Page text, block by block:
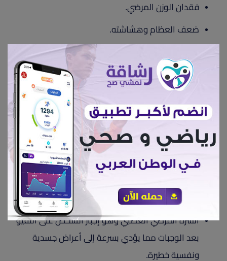
فقدان الوزن المرضي.
ضعف العظام وهشاشته.
مشاكل الذاكرة والوظائف الدماغية.
القلق والإكتئاب المزمن.
العزوف عن التفاعل الإجتماعي.
العديد من أمراض سوء التغذية كالآنيميا.
أيضا يتسبب في أمراض إضطراب الأكل النفسية ومنها:
فقدان الشهية العصبي وهو إضطراب الأكل الذي يَتَّسِم
بفقدان الوزن بشكل غير طبيعي، والخوف الزائد من
إكتساب الوزن، والإدراك المشوَّه لوزن الجسم.
الشره المرضي العصبي وهو إجبار الشخص على التقيؤ
بعد الوجبات مما يؤدي بسرعة إلى أعراض جسدية
ونفسية خطيرة.